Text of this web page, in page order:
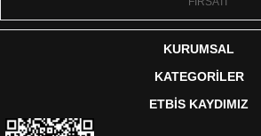
KURUMSAL
KATEGORİLER
ETBİS KAYDIMIZ